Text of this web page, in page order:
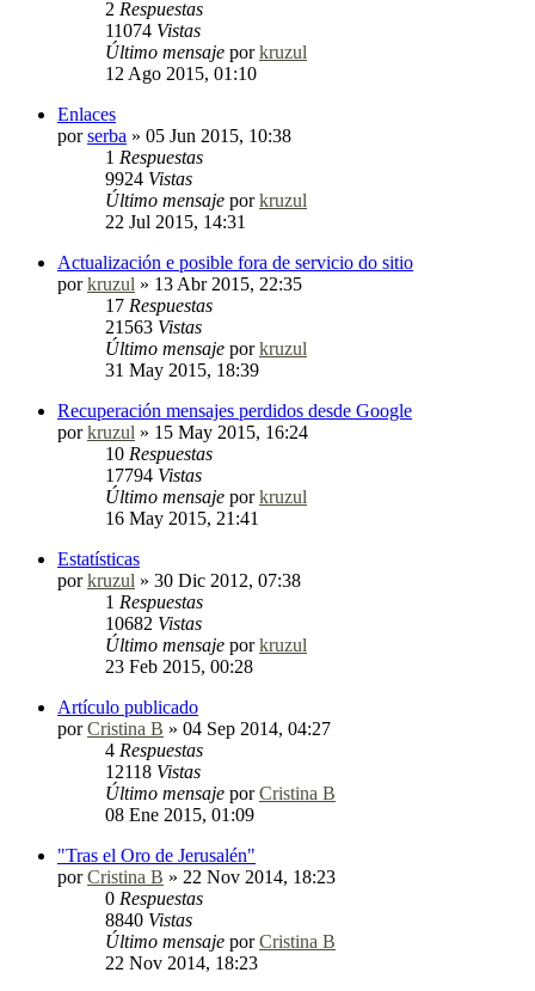
2 Respuestas
11074 Vistas
Último mensaje porkruzul
12 Ago 2015, 01:10
Enlaces
porserba » 05 Jun 2015, 10:38
1 Respuestas
9924 Vistas
Último mensaje porkruzul
22 Jul 2015, 14:31
Actualización e posible fora de servicio do sitio
porkruzul » 13 Abr 2015, 22:35
17 Respuestas
21563 Vistas
Último mensaje porkruzul
31 May 2015, 18:39
Recuperación mensajes perdidos desde Google
porkruzul » 15 May 2015, 16:24
10 Respuestas
17794 Vistas
Último mensaje porkruzul
16 May 2015, 21:41
Estatísticas
porkruzul » 30 Dic 2012, 07:38
1 Respuestas
10682 Vistas
Último mensaje porkruzul
23 Feb 2015, 00:28
Artículo publicado
porCristina B » 04 Sep 2014, 04:27
4 Respuestas
12118 Vistas
Último mensaje porCristina B
08 Ene 2015, 01:09
"Tras el Oro de Jerusalén"
porCristina B » 22 Nov 2014, 18:23
0 Respuestas
8840 Vistas
Último mensaje porCristina B
22 Nov 2014, 18:23